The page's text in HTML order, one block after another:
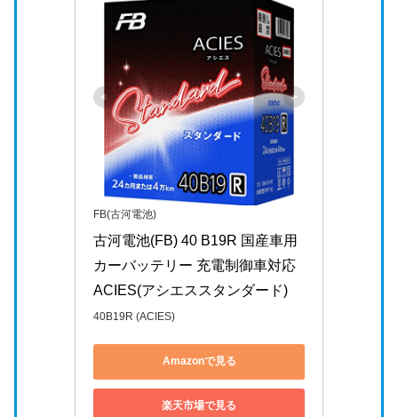
FB(古河電池)
古河電池(FB) 40 B19R 国産車用
カーバッテリー 充電制御車対応
ACIES(アシエススタンダード)
40B19R (ACIES)
Amazonで見る
楽天市場で見る